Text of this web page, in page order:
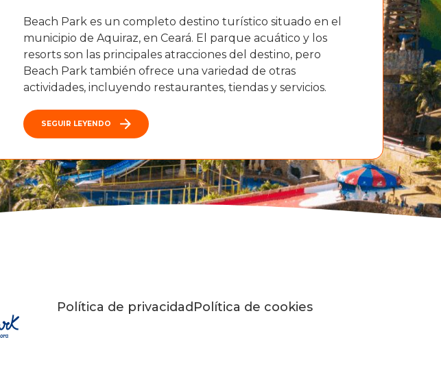
Beach Park es un completo destino turístico situado en el
municipio de Aquiraz, en Ceará. El parque acuático y los
resorts son las principales atracciones del destino, pero
Beach Park también ofrece una variedad de otras
actividades, incluyendo restaurantes, tiendas y servicios.
SEGUIR LEYENDO
Política de privacidad Política de cookies